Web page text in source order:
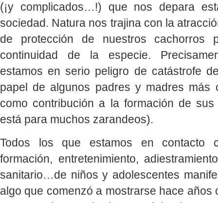
(¡y complicados…!) que nos depara
sociedad. Natura nos trajina con la
de protección de nuestros cachorros
continuidad de la especie.
estamos en serio peligro de catástrofe
papel de algunos padres y madres más
como contribución a la formación de
está para muchos zarandeos).
Todos los que estamos en contacto
formación, entretenimiento,
sanitario…de niños y adolescentes
algo que comenzó a mostrarse hace años